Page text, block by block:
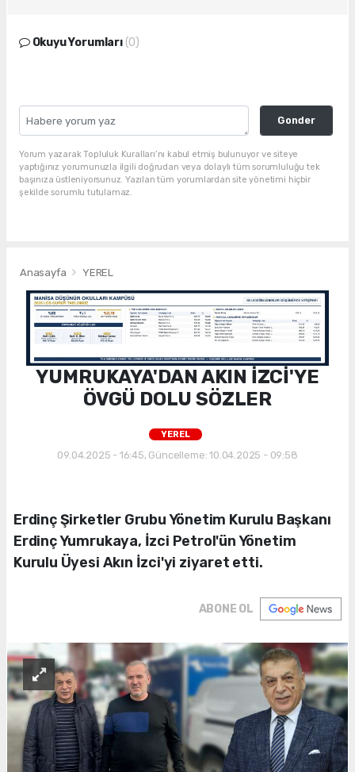
Okuyu Yorumları (0)
Gonder
Yorum yazarak Topluluk Kuralları’nı kabul etmiş bulunuyor ve siteye
yaptığınız yorumunuzla ilgili doğrudan veya dolaylı tüm sorumluluğu tek
başınıza üstleniyorsunuz. Yazılan tüm yorumlardan site yönetimi hiçbir
şekilde sorumlu tutulamaz.
Anasayfa YEREL
YUMRUKAYA'DAN AKIN İZCİ'YE
ÖVGÜ DOLU SÖZLER
YEREL
09.04.2025 - 16:45, Güncelleme: 10.04.2025 - 09:58
Erdinç Şirketler Grubu Yönetim Kurulu Başkanı
Erdinç Yumrukaya, İzci Petrol'ün Yönetim
Kurulu Üyesi Akın İzci'yi ziyaret etti.
ABONE OL